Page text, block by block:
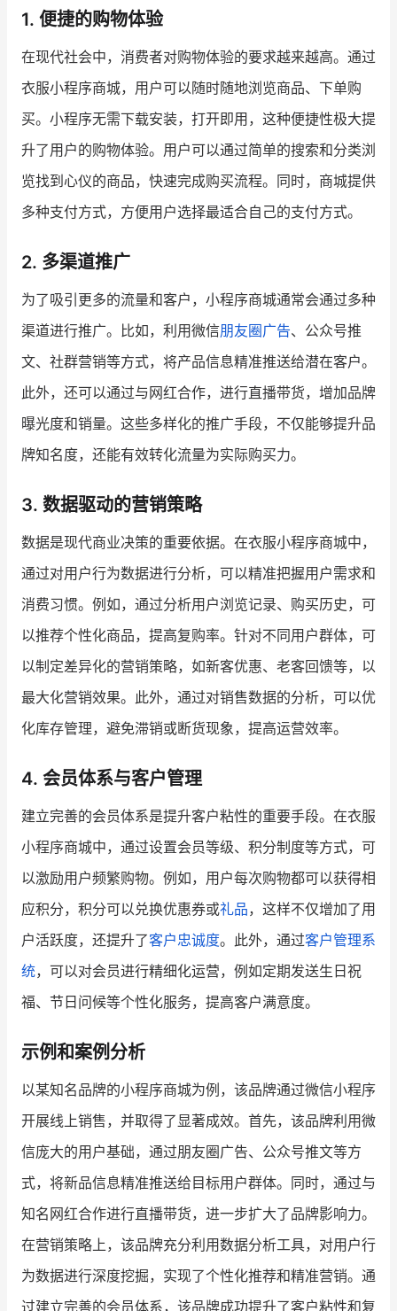
新零售资讯
私域课程 新零售内参
增长俱乐部
入驻有赞 认证代理商
认证服务商 设计服务商
有赞云 数据通服务
1. 便捷的购物体验
在现代社会中，消费者对购物体验的要求越来越高。通过
衣服小程序商城，用户可以随时随地浏览商品、下单购
买。小程序无需下载安装，打开即用，这种便捷性极大提
升了用户的购物体验。用户可以通过简单的搜索和分类浏
览找到心仪的商品，快速完成购买流程。同时，商城提供
多种支付方式，方便用户选择最适合自己的支付方式。
2. 多渠道推广
为了吸引更多的流量和客户，小程序商城通常会通过多种
渠道进行推广。比如，利用微信朋友圈广告、公众号推
文、社群营销等方式，将产品信息精准推送给潜在客户。
此外，还可以通过与网红合作，进行直播带货，增加品牌
曝光度和销量。这些多样化的推广手段，不仅能够提升品
牌知名度，还能有效转化流量为实际购买力。
3. 数据驱动的营销策略
数据是现代商业决策的重要依据。在衣服小程序商城中，
通过对用户行为数据进行分析，可以精准把握用户需求和
消费习惯。例如，通过分析用户浏览记录、购买历史，可
以推荐个性化商品，提高复购率。针对不同用户群体，可
以制定差异化的营销策略，如新客优惠、老客回馈等，以
最大化营销效果。此外，通过对销售数据的分析，可以优
化库存管理，避免滞销或断货现象，提高运营效率。
4. 会员体系与客户管理
建立完善的会员体系是提升客户粘性的重要手段。在衣服
小程序商城中，通过设置会员等级、积分制度等方式，可
以激励用户频繁购物。例如，用户每次购物都可以获得相
应积分，积分可以兑换优惠券或礼品，这样不仅增加了用
户活跃度，还提升了客户忠诚度。此外，通过客户管理系
统，可以对会员进行精细化运营，例如定期发送生日祝
福、节日问候等个性化服务，提高客户满意度。
示例和案例分析
以某知名品牌的小程序商城为例，该品牌通过微信小程序
开展线上销售，并取得了显著成效。首先，该品牌利用微
信庞大的用户基础，通过朋友圈广告、公众号推文等方
式，将新品信息精准推送给目标用户群体。同时，通过与
知名网红合作进行直播带货，进一步扩大了品牌影响力。
在营销策略上，该品牌充分利用数据分析工具，对用户行
为数据进行深度挖掘，实现了个性化推荐和精准营销。通
过建立完善的会员体系，该品牌成功提升了客户粘性和复